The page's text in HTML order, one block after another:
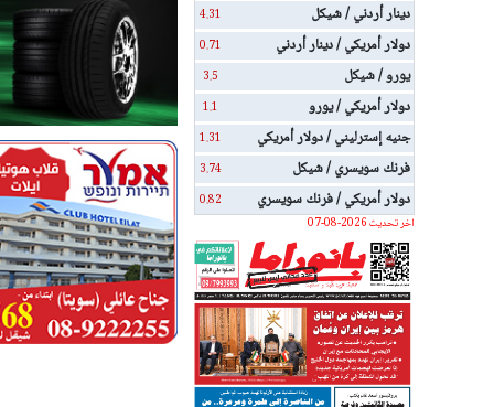
دينار أردني / شيكل 4.31
دولار أمريكي / دينار أردني 0.71
يورو / شيكل 3.5
دولار أمريكي / يورو 1.1
جنيه إسترليني / دولار أمريكي 1.31
فرنك سويسري / شيكل 3.74
دولار أمريكي / فرنك سويسري
0.82
اخر تحديث 2026-08-07